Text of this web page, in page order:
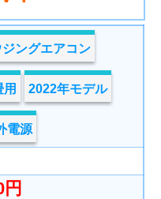
ジングエアコン
用 2022年モデル
電源